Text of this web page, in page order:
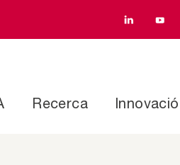
Recerca Innovació